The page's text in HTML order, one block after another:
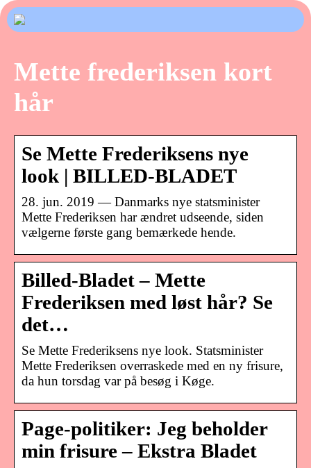
Mette frederiksen kort
hår
Se Mette Frederiksens nye
look | BILLED-BLADET
28. jun. 2019 — Danmarks nye statsminister
Mette Frederiksen har ændret udseende, siden
vælgerne første gang bemærkede hende.
Billed-Bladet – Mette
Frederiksen med løst hår? Se
det…
Se Mette Frederiksens nye look. Statsminister
Mette Frederiksen overraskede med en ny frisure,
da hun torsdag var på besøg i Køge.
Page-politiker: Jeg beholder
min frisure – Ekstra Bladet